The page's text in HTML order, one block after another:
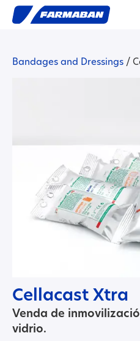
Bandages and Dressings /
Cellacast Xtra
Venda de
vidrio.